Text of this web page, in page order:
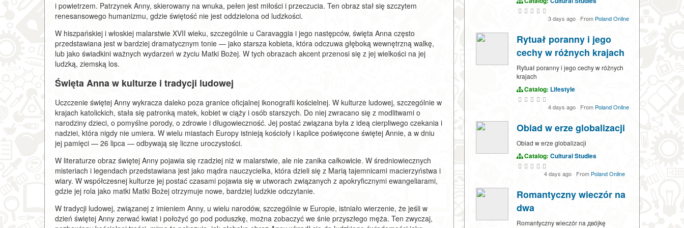
i powietrzem. Patrzynek Anny, skierowany na wnuka, pełen jest miłości i przeczucia. Ten obraz stał się szczytem
renesansowego humanizmu, gdzie świętość nie jest oddzielona od ludzkości.
W hiszpańskiej i włoskiej malarstwie XVII wieku, szczególnie u Caravaggia i jego następców, święta Anna często
przedstawiana jest w bardziej dramatycznym tonie — jako starsza kobieta, która odczuwa głęboką wewnętrzną walkę,
lub jako świadkini ważnych wydarzeń w życiu Matki Bożej. W tych obrazach akcent przenosi się z jej wielkości na jej
ludzką, ziemską los.
Święta Anna w kulturze i tradycji ludowej
Uczczenie świętej Anny wykracza daleko poza granice oficjalnej ikonografii kościelnej. W kulturze ludowej, szczególnie w
krajach katolickich, stała się patronką matek, kobiet w ciąży i osób starszych. Do niej zwracano się z modlitwami o
narodziny dzieci, o pomyślne porody, o zdrowie i długowieczność. Jej postać związana była z ideą cierpliwego czekania i
nadziei, która nigdy nie umiera. W wielu miastach Europy istnieją kościoły i kaplice poświęcone świętej Annie, a w dniu
jej pamięci — 26 lipca — odbywają się liczne uroczystości.
W literaturze obraz świętej Anny pojawia się rzadziej niż w malarstwie, ale nie zanika całkowicie. W średniowiecznych
misteriach i legendach przedstawiana jest jako mądra nauczycielka, która dzieli się z Marią tajemnicami macierzyństwa i
wiary. W współczesnej kulturze jej postać czasami pojawia się w utworach związanych z apokryficznymi ewangeliarami,
gdzie jej rola jako matki Matki Bożej otrzymuje nowe, bardziej ludzkie odczytanie.
W tradycji ludowej, związanej z imieniem Anny, u wielu narodów, szczególnie w Europie, istniało wierzenie, że jeśli w
dzień świętej Anny zerwać kwiat i położyć go pod poduszkę, można zobaczyć we śnie przyszłego męża. Ten zwyczaj,
3 days ago · From Poland Online
Rytuał poranny i jego
cechy w różnych krajach
Rytuał poranny i jego cechy w różnych
krajach
Catalog: Lifestyle
4 days ago · From Poland Online
Obiad w erze globalizacji
Obiad w erze globalizacji
Catalog: Cultural Studies
4 days ago · From Poland Online
Romantyczny wieczór na
dwa
Romantyczny wieczór na двójkę